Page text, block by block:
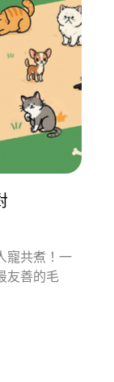
寵共煮！一
友善的毛